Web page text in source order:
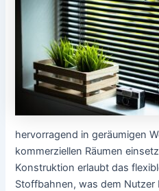
hervorragend in geräumigen
kommerziellen Räumen
Konstruktion erlaubt das
Stoffbahnen, was dem Nutzer